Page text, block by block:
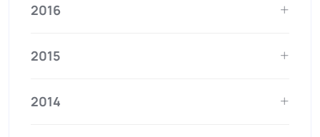
2016
2015
2014